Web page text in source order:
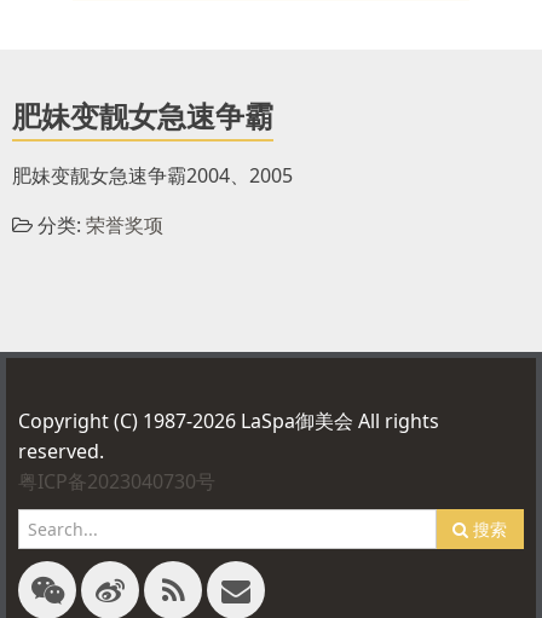
肥妹变靓女急速争霸
肥妹变靓女急速争霸2004、2005
分类: 荣誉奖项
Copyright (C) 1987-2026 LaSpa御美会 All rights
reserved.
粤ICP备2023040730号
搜索